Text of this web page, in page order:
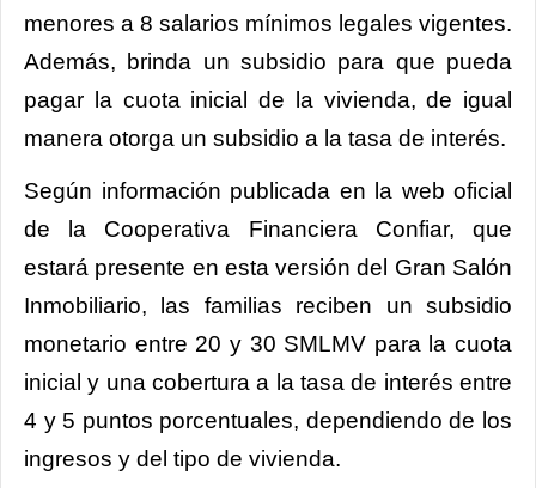
menores a 8 salarios mínimos legales vigentes.
Además, brinda un subsidio para que pueda
pagar la cuota inicial de la vivienda, de igual
manera otorga un subsidio a la tasa de interés.
Según información publicada en la web oficial
de la Cooperativa Financiera Confiar, que
estará presente en esta versión del Gran Salón
Inmobiliario, las familias reciben un subsidio
monetario entre 20 y 30 SMLMV para la cuota
inicial y una cobertura a la tasa de interés entre
4 y 5 puntos porcentuales, dependiendo de los
ingresos y del tipo de vivienda.